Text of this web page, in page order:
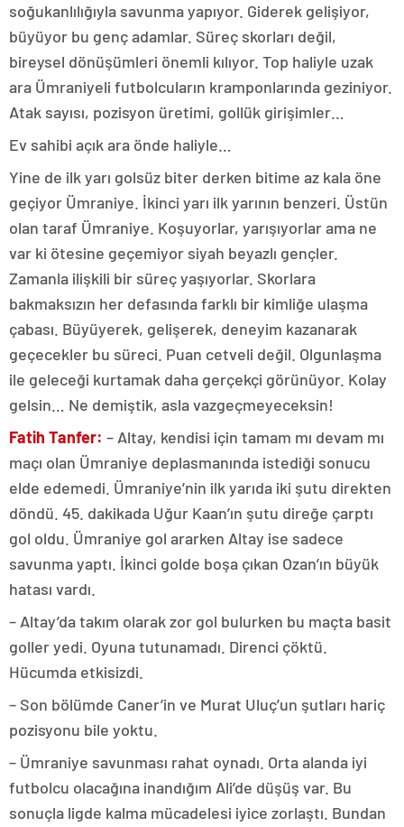
soğukanlılığıyla savunma yapıyor. Giderek gelişiyor,
büyüyor bu genç adamlar. Süreç skorları değil,
bireysel dönüşümleri önemli kılıyor. Top haliyle uzak
ara Ümraniyeli futbolcuların kramponlarında geziniyor.
Atak sayısı, pozisyon üretimi, gollük girişimler…
Ev sahibi açık ara önde haliyle…
Yine de ilk yarı golsüz biter derken bitime az kala öne
geçiyor Ümraniye. İkinci yarı ilk yarının benzeri. Üstün
olan taraf Ümraniye. Koşuyorlar, yarışıyorlar ama ne
var ki ötesine geçemiyor siyah beyazlı gençler.
Zamanla ilişkili bir süreç yaşıyorlar. Skorlara
bakmaksızın her defasında farklı bir kimliğe ulaşma
çabası. Büyüyerek, gelişerek, deneyim kazanarak
geçecekler bu süreci. Puan cetveli değil. Olgunlaşma
ile geleceği kurtamak daha gerçekçi görünüyor. Kolay
gelsin… Ne demiştik, asla vazgeçmeyeceksin!
Fatih Tanfer: – Altay, kendisi için tamam mı devam mı
maçı olan Ümraniye deplasmanında istediği sonucu
elde edemedi. Ümraniye’nin ilk yarıda iki şutu direkten
döndü. 45. dakikada Uğur Kaan’ın şutu direğe çarptı
gol oldu. Ümraniye gol ararken Altay ise sadece
savunma yaptı. İkinci golde boşa çıkan Ozan’ın büyük
hatası vardı.
– Altay’da takım olarak zor gol bulurken bu maçta basit
goller yedi. Oyuna tutunamadı. Direnci çöktü.
Hücumda etkisizdi.
– Son bölümde Caner’in ve Murat Uluç’un şutları hariç
pozisyonu bile yoktu.
– Ümraniye savunması rahat oynadı. Orta alanda iyi
futbolcu olacağına inandığım Ali’de düşüş var. Bu
sonuçla ligde kalma mücadelesi iyice zorlaştı. Bundan